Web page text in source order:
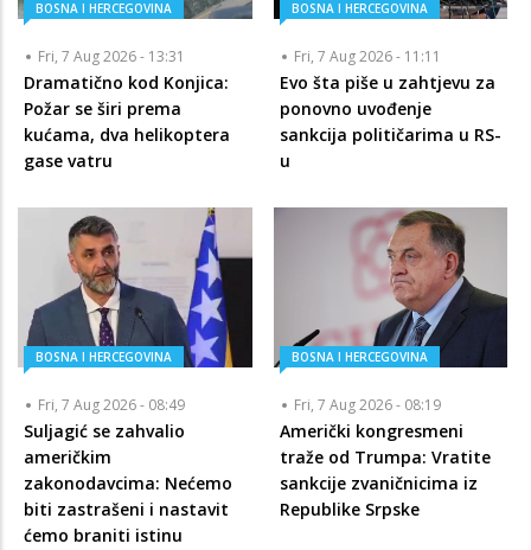
BOSNA I HERCEGOVINA
Fri, 7 Aug 2026 - 13:31
Dramatično kod Konjica:
Požar se širi prema
kućama, dva helikoptera
gase vatru
BOSNA I HERCEGOVINA
Fri, 7 Aug 2026 - 11:11
Evo šta piše u zahtjevu za
ponovno uvođenje
sankcija političarima u RS-
u
BOSNA I HERCEGOVINA
Fri, 7 Aug 2026 - 08:49
Suljagić se zahvalio
američkim
zakonodavcima: Nećemo
biti zastrašeni i nastavit
ćemo braniti istinu
BOSNA I HERCEGOVINA
Fri, 7 Aug 2026 - 08:19
Američki kongresmeni
traže od Trumpa: Vratite
sankcije zvaničnicima iz
Republike Srpske